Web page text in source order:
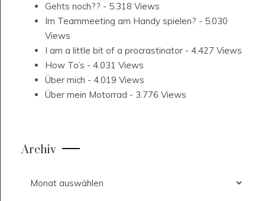
Gehts noch?? - 5.318 Views
Im Teammeeting am Handy spielen? - 5.030
Views
I am a little bit of a procrastinator - 4.427 Views
How To’s - 4.031 Views
Über mich - 4.019 Views
Über mein Motorrad - 3.776 Views
Archiv